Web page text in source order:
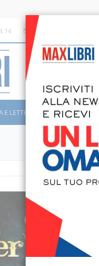
info@maxlibri.it
E LETTERATURA SAGGISTICA